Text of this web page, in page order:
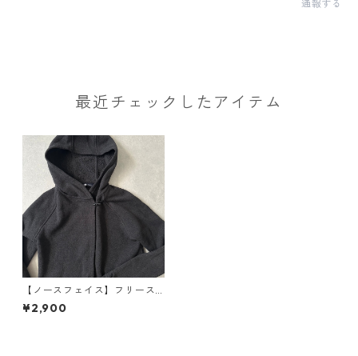
通報する
最近チェックしたアイテム
【ノースフェイス】フリース
ローブパーカー グレー XS 古
着 レディース
¥2,900